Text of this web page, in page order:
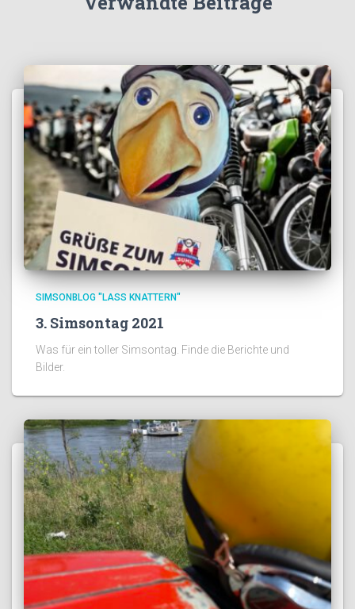
SIMSONBLOG "LASS KNATTERN"
3. Simsontag 2021
Was für ein toller Simsontag. Finde die Berichte und
Bilder.